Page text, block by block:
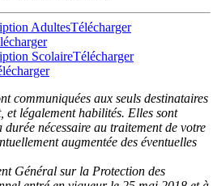
AdultesTélécharger
ScolaireTélécharger
communiquées aux seuls destinataires
et légalement habilités. Elles sont
durée nécessaire au traitement de votre
augmentée des éventuelles
Général sur la Protection des